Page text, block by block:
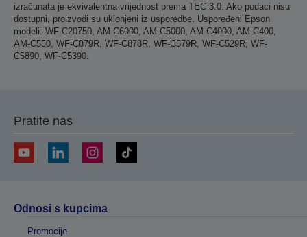
izračunata je ekvivalentna vrijednost prema TEC 3.0. Ako podaci nisu
dostupni, proizvodi su uklonjeni iz usporedbe. Uspoređeni Epson
modeli: WF-C20750, AM-C6000, AM-C5000, AM-C4000, AM-C400,
AM-C550, WF-C879R, WF-C878R, WF-C579R, WF-C529R, WF-
C5890, WF-C5390.
Pratite nas
Odnosi s kupcima
Promocije